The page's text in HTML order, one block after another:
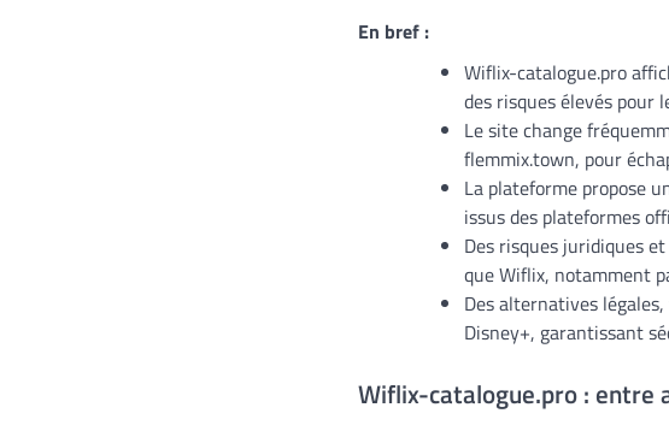
En bref :
Wiflix-catalogue.pro
des risques élevés pour
Le site change
flemmix.town, pour
La plateforme propose
issus des plateformes
Des risques juridiques
que Wiflix, notamment
Des alternatives
Disney+, garantissant
Wiflix-catalogue.pro : entre